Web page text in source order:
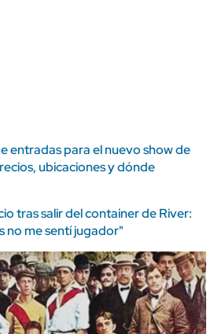
entradas para el nuevo show de
ubicaciones y dónde
tras salir del container de River:
no me sentí jugador"